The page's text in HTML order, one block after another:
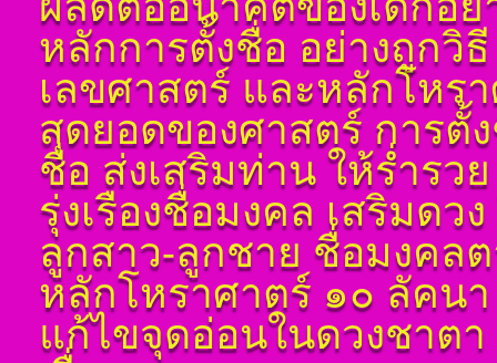
พูล(สีดิน) บทที่ ๗ ดวง
ราศีจักร
โ ห ร า ส า ด (ฉบับ
เรียนรู้โดยไม่ต้องถาม)
โดย สอ้าน นาคเพชร
พูล(สีดิน) บทที่ ๘ ดวง
เกษตร
โ ห ร า ส า ด (ฉบับ
เรียนรู้โดยไม่ต้องถาม)
โดย สอ้าน นาคเพชร
พูล(สีดิน) บทที่ ๙ ดวง
ปรเกษตร (หรือดวง
ประ)
โ ห ร า ส า ด (ฉบับ
เรียนรู้โดยไม่ต้องถาม)
โดย สอ้าน นาคเพชร
ดูดวงราศีตุลย์
ดูดวง ราศีพิจิก
ดูดวง ราศีธนู
ดูดวง ราศีมังกร
ราศีมีน
ดูดวง ราศีกุมภ์
หลักการตั้งชื่อ อย่างถูกวิ
เลขศาสตร์ และหลักโหร
สุดยอดของศาสตร์ การตั้
ชื่อ ส่งเสริมท่าน ให้ร่ำรว
รุ่งเรืองชื่อมงคล เสริมด
ลูกสาว-ลูกชาย ชื่อมงคล
หลักโหราศาตร์ ๑๐ ลัคน
แก้ไขจุดอ่อนในดวงชาต